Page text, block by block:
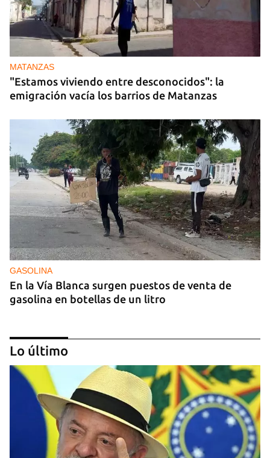
MATANZAS
"Estamos viviendo entre desconocidos": la
emigración vacía los barrios de Matanzas
GASOLINA
En la Vía Blanca surgen puestos de venta de
gasolina en botellas de un litro
Lo último